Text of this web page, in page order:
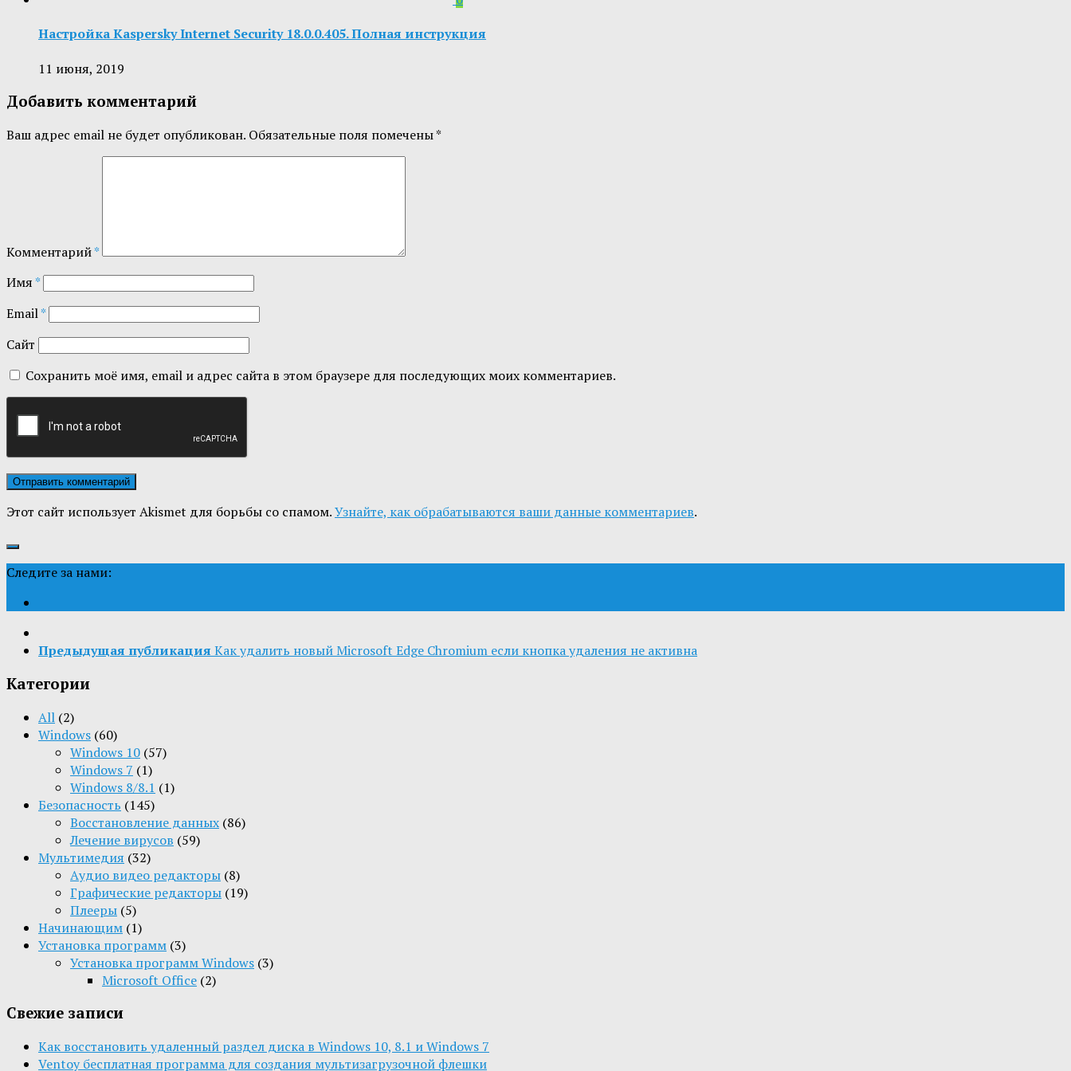
Настройка Kaspersky Internet Security 18.0.0.405. Полная инструкция
11 июня, 2019
Добавить комментарий
Ваш адрес email не будет опубликован. Обязательные поля помечены*
Комментарий*
Имя*
Email*
Сайт
Сохранить моё имя, email и адрес сайта в этом браузере для последующих моих комментариев.
Этот сайт использует Akismet для борьбы со спамом.Узнайте, как обрабатываются ваши данные комментариев.
Следите за нами:
Предыдущая публикация Как удалить новый Microsoft Edge Chromium если кнопка удаления не активна
Категории
All (2)
Windows (60)
Windows 10 (57)
Windows 7 (1)
Windows 8/8.1 (1)
Безопасность (145)
Восстановление данных (86)
Лечение вирусов (59)
Мультимедия (32)
Aудио видео редакторы (8)
Графические редакторы (19)
Плееры (5)
Начинающим (1)
Установка программ (3)
Установка программ Windows (3)
Microsoft Office (2)
Свежие записи
Как восстановить удаленный раздел диска в Windows 10, 8.1 и Windows 7
Ventoy бесплатная программа для создания мультизагрузочной флешки